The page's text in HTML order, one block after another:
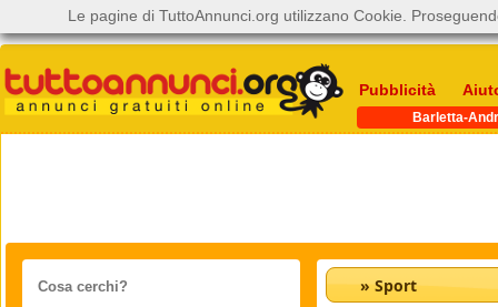
Pubblicità
Barletta-
» Sport
Le pagine di TuttoAnnunci.org utilizzano Cookie.